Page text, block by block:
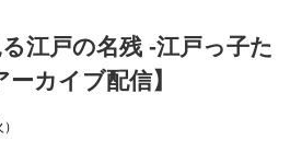
江戸の名残 -江戸っ子た
カイブ配信】